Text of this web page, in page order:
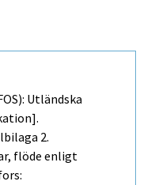
Utländska
2.
flöde enligt